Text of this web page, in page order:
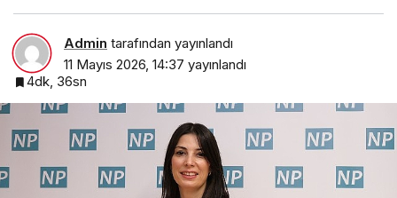
Admin tarafından yayınlandı
11 Mayıs 2026, 14:37 yayınlandı
4dk, 36sn